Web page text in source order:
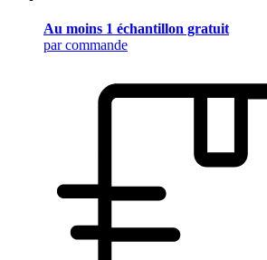
Au moins 1 échantillon gratuit
par commande